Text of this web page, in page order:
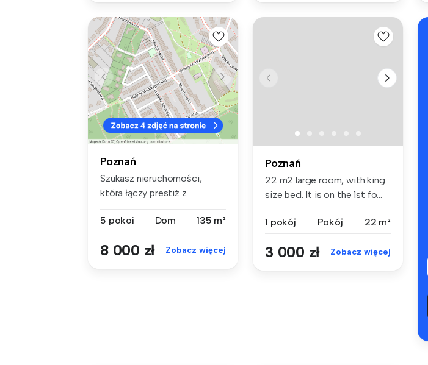
Poznań
Szukasz nieruchomości,
która łączy prestiż z
5 pokoi
Dom 135 m²
8 000 zł Zobacz więcej
Poznań
22 m2 large room, with king
size bed. It is on the 1st fo...
1 pokój Pokój 22 m²
3 000 zł Zobacz więcej